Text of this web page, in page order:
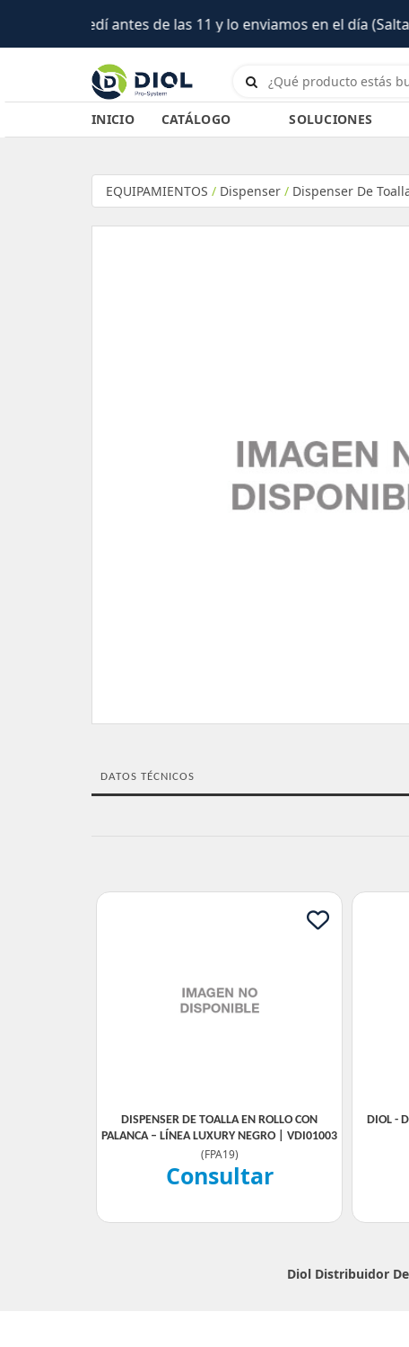
el día (Salta)
INICIO CATÁLOGO SOLUCIONES
EQUIPAMIENTOS / Dispenser / Dispenser De
DATOS TÉCNICOS
DISPENSER DE TOALLA EN ROLLO CON
PALANCA – LÍNEA LUXURY NEGRO | VDI01003
(FPA19)
Consultar
DIOL -
Diol Distribuidor